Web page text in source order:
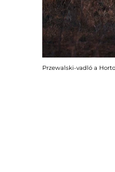
Przewalski-vadló a